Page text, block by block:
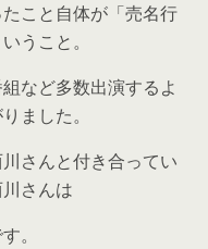
こと自体が「売名行
うこと。
など多数出演するよ
ました。
さんと付き合ってい
さんは
。